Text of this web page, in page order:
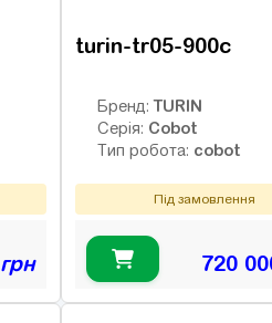
грн
turin-tr05-900c
Бренд:TURIN
Серія: Cobot
Тип робота: cobot
Під замовлення
720